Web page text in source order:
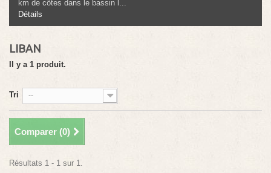
km de côtes dans le bassin l...
Détails
LIBAN
Il y a 1 produit.
Tri --
Comparer (0)
Résultats 1 - 1 sur 1.